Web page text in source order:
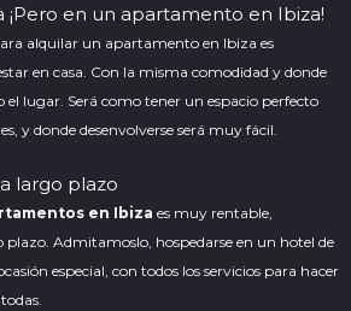
¡Pero en un apartamento en Ibiza!
alquilar un apartamento en Ibiza es
en casa. Con la misma comodidad y donde
el lugar. Será como tener un espacio perfecto
y donde desenvolverse será muy fácil.
largo plazo
en Ibiza es muy rentable,
plazo. Admitamoslo, hospedarse en un hotel de
especial, con todos los servicios para hacer